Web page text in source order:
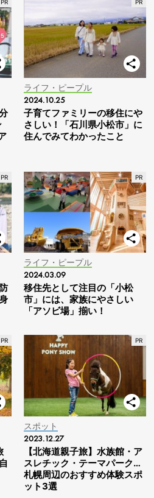
ライフ・ピープル
2024.10.25
子育てファミリーの移住にや
さしい！「石川県小松市」に
住んでみてわかったこと
ライフ・ピープル
2024.03.09
移住先として注目の「小松
市」には、家族にやさしい
「アソビ場」揃い！
スポット
2023.12.27
【北海道親子旅】水族館・ア
スレチック・テーマパーク…
札幌周辺のおすすめ体験スポ
ット3選